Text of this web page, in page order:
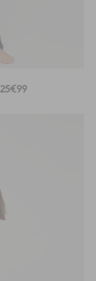
25€99